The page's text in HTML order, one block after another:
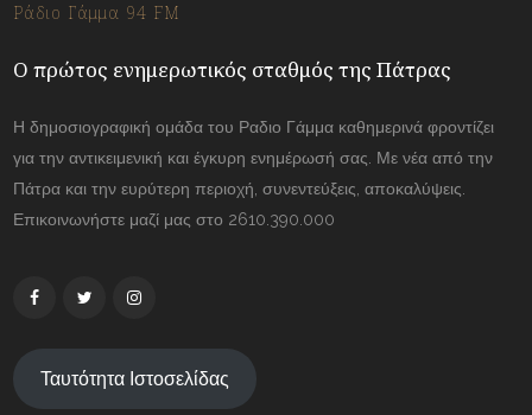
Ράδιο Γάμμα 94 FM
Ο πρώτος ενημερωτικός σταθμός της Πάτρας
Η δημοσιογραφική ομάδα του Ραδιο Γάμμα καθημερινά φροντίζει
για την αντικειμενική και έγκυρη ενημέρωσή σας. Με νέα από την
Πάτρα και την ευρύτερη περιοχή, συνεντεύξεις, αποκαλύψεις.
Επικοινωνήστε μαζί μας στο 2610.390.000
Ταυτότητα Ιστοσελίδας